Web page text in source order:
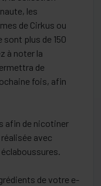
les
de Cirkus ou
sont plus de 150
à noter la
de
fois, afin
afin de nicotiner
avec
de votre e-